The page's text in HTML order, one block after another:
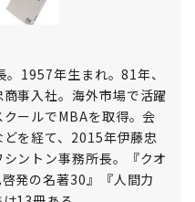
1957年生まれ。81年、
事入社。海外市場で活躍
ールでMBAを取得。会
を経て、2015年伊藤忠
ントン事務所長。『クオ
発の名著30』『人間力